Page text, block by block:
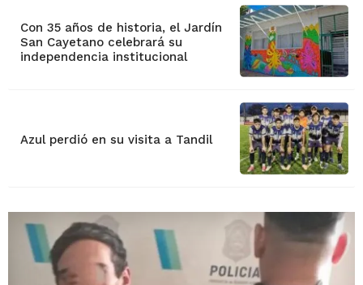
Con 35 años de historia, el Jardín
San Cayetano celebrará su
independencia institucional
Azul perdió en su visita a Tandil